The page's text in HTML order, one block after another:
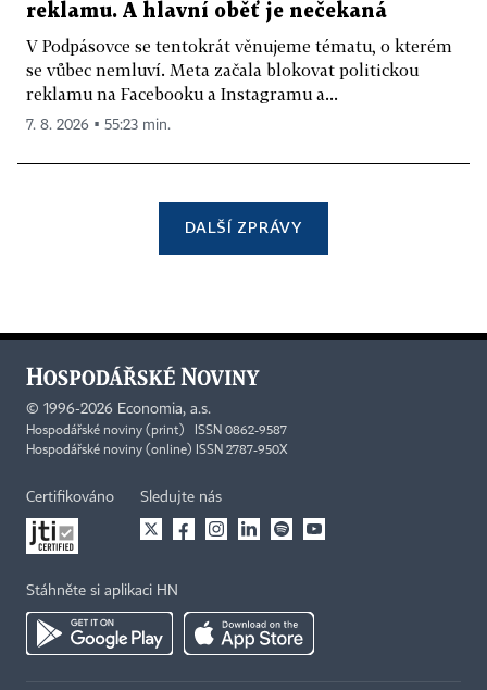
reklamu. A hlavní oběť je nečekaná
V Podpásovce se tentokrát věnujeme tématu, o kterém
se vůbec nemluví. Meta začala blokovat politickou
reklamu na Facebooku a Instagramu a...
7. 8. 2026 ▪ 55:23 min.
DALŠÍ ZPRÁVY
© 1996-2026 Economia, a.s.
Hospodářské noviny (print) ISSN 0862-9587
Hospodářské noviny (online) ISSN 2787-950X
Certifikováno Sledujte nás
Stáhněte si aplikaci HN